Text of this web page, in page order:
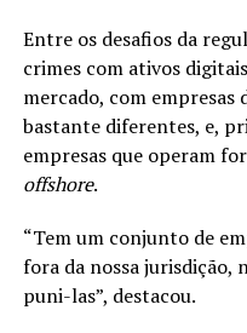
Entre os desafios da
crimes com ativos
mercado, com
bastante diferentes, e,
empresas que operam
offshore.
“Tem um conjunto de
fora da nossa jurisdição,
puni-las”, destacou.